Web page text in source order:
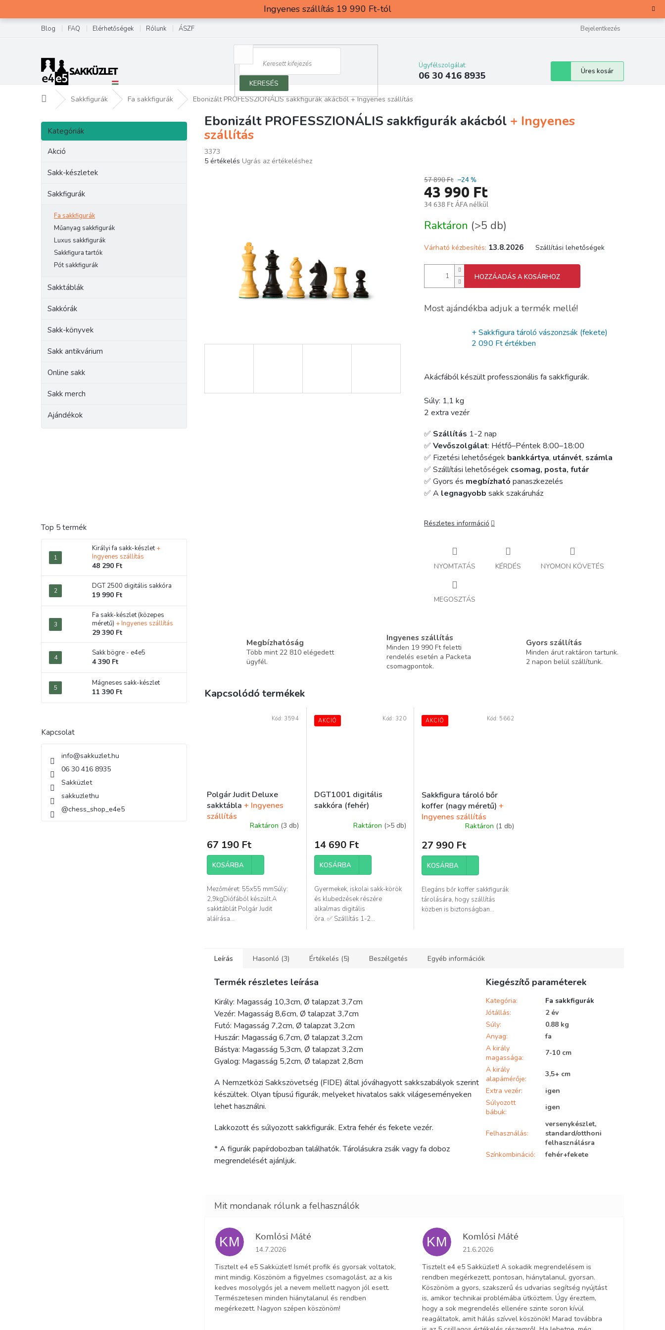
Ingyenes szállítás 19 990 Ft-tól
Blog FAQ Elérhetőségek Rólunk ÁSZF Bejelentkezés
KERESÉS
Ügyfélszolgálat:
06 30 416 8935 Kosár
Üres kosár
KezdőlapSakkfigurák Fa sakkfigurák Ebonizált PROFESSZIONÁLIS sakkfigurák akácból+ Ingyenes szállítás
O
d
Kategóriák
átugrása
Kategóriák
Akció
Sakk-készletek
Sakkfigurák
Fa sakkfigurák
Műanyag sakkfigurák
Luxus sakkfigurák
Sakkfigura tartók
Pót sakkfigurák
Sakktáblák
Sakkórák
Sakk-könyvek
Sakk antikvárium
Online sakk
Sakk merch
Ajándékok
Top 5 termék
Királyi fa sakk-készlet+
Ingyenes szállítás
48 290 Ft
DGT 2500 digitális sakkóra
19 990 Ft
Fa sakk-készlet (közepes
méretű) + Ingyenes szállítás
29 390 Ft
Sakk bögre - e4e5
4 390 Ft
Mágneses sakk-készlet
11 390 Ft
Kapcsolat
info@sakkuzlet.hu
06 30 416 8935
Sakküzlet
sakkuzlethu
@chess_shop_e4e5
Ebonizált PROFESSZIONÁLIS sakkfigurák akácból + Ingyenes
szállítás
3373
A
5 értékelés Ugrás az értékeléshez
57 890 Ft –24 %
43 990 Ft
34 638 Ft ÁFA nélkül
Raktáron (>5 db)
Várható kézbesítés: 13.8.2026 Szállítási lehetőségek
HOZZÁADÁS A KOSÁRHOZ
Most ajándékba adjuk a termék mellé!
+ Sakkfigura tároló vászonzsák (fekete)
2 090 Ft értékben
Akácfából készült professzionális fa sakkfigurák.
Súly: 1,1 kg
2 extra vezér
✅ Szállítás 1-2 nap
✅ Vevőszolgálat: Hétfő–Péntek 8:00–18:00
✅ Fizetési lehetőségek bankkártya, utánvét, számla
✅ Szállítási lehetőségek csomag, posta, futár
✅ Gyors és megbízható panaszkezelés
✅ A legnagyobb sakk szakáruház
Részletes információ
NYOMTATÁS KÉRDÉS NYOMON KÖVETÉS
MEGOSZTÁS
Megbízhatóság
Több mint 22 810 elégedett
ügyfél.
Ingyenes szállítás
Minden 19 990 Ft feletti
rendelés esetén a Packeta
csomagpontok.
Gyors szállítás
Minden árut raktáron tartunk.
2 napon belül szállítunk.
Kapcsolódó termékek
Polgár Judit Deluxe
sakktábla + Ingyenes
szállítás
Raktáron (3 db)
67 190 Ft
KOSÁRBA
Mezőméret: 55x55 mmSúly:
2,9kgDiófából készült.A
sakktáblát Polgár Judit
aláírása...
Kód: 3594 AKCIÓ
DGT1001 digitális
sakkóra (fehér)
átlagos
értékelése
5-
ből
csillag.
Raktáron (>5 db)
14 690 Ft
KOSÁRBA
Gyermekek, iskolai sakk-körök
és klubedzések részére
alkalmas digitális
óra. ✅ Szállítás 1-2...
Kód: 320 AKCIÓ
Sakkfigura tároló bőr
koffer (nagy méretű) +
Ingyenes szállítás
Raktáron (1 db)
27 990 Ft
KOSÁRBA
Elegáns bőr koffer sakkfigurák
tárolására, hogy szállítás
közben is biztonságban...
Kód: 5662
Leírás Hasonló (3) Értékelés (5) Beszélgetés Egyéb információk
Termék részletes leírása
Király: Magasság 10,3cm, Ø talapzat 3,7cm
Vezér: Magasság 8,6cm, Ø talapzat 3,7cm
Futó: Magasság 7,2cm, Ø talapzat 3,2cm
Huszár: Magasság 6,7cm, Ø talapzat 3,2cm
Bástya: Magasság 5,3cm, Ø talapzat 3,2cm
Gyalog: Magasság 5,2cm, Ø talapzat 2,8cm
A Nemzetközi Sakkszövetség (FIDE) által jóváhagyott sakkszabályok szerint
készültek. Olyan típusú figurák, melyeket hivatalos sakk világeseményeken
lehet használni.
Lakkozott és súlyozott sakkfigurák. Extra fehér és fekete vezér.
* A figurák papírdobozban találhatók. Tárolásukra zsák vagy fa doboz
megrendelését ajánljuk.
Kiegészítő paraméterek
Kategória:
Fa sakkfigurák
Jótállás:
2 év
Súly:
0.88 kg
Anyag:
fa
A király
magassága:
7-10 cm
A király
alapámérője:
3,5+ cm
Extra vezér:
igen
Súlyozott
bábuk:
igen
Felhasználás:
versenykészlet,
standard/otthoni
felhasználásra
Színkombináció: fehér+fekete
KM Komlósi Máté
Az áruház értékelése 5-ből 5 csillag.
14.7.2026
Tisztelt e4 e5 Sakküzlet! Ismét profik és gyorsak voltatok,
mint mindig. Köszönöm a figyelmes csomagolást, az a kis
kedves mosolygós jel a nevem mellett nagyon jól esett.
Természetesen minden hiánytalanul és rendben
megérkezett. Nagyon szépen köszönöm!
KM Komlósi Máté
Az áruház értékelése 5-ből 5 csillag.
21.6.2026
Tisztelt e4 e5 Sakküzlet! A sokadik megrendelésem is
rendben megérkezett, pontosan, hiánytalanul, gyorsan.
Köszönöm a gyors, szakszerű és udvarias segítség nyújtást
is, amikor technikai problémába ütköztem. Úgy éreztem,
hogy a sok megrendelés ellenére szinte soron kívül
reagáltatok, amit hálás szívvel köszönök! Marad továbbra